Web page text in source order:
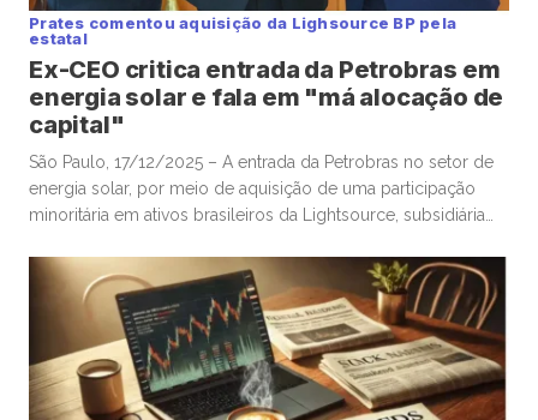
Prates comentou aquisição da Lighsource BP pela
estatal
Ex-CEO critica entrada da Petrobras em
energia solar e fala em "má alocação de
capital"
São Paulo, 17/12/2025 – A entrada da Petrobras no setor de
energia solar, por meio de aquisição de uma participação
minoritária em ativos brasileiros da Lightsource, subsidiária
Prates, ex-CEO da estatal, que citou “risco de confundir
transição energética com má alocação de capital”. A
Petrobras […]